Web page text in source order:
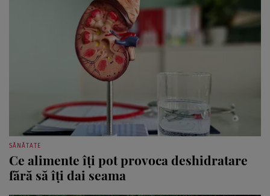
SĂNĂTATE
Ce alimente îți pot provoca deshidratare
fără să îți dai seama